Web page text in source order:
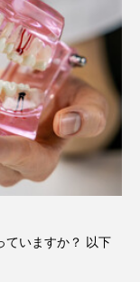
ていますか？ 以下